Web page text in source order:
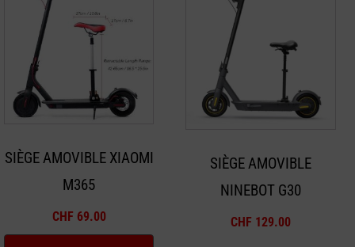
SIÈGE AMOVIBLE XIAOMI
M365
CHF 69.00
SIÈGE AMOVIBLE
NINEBOT G30
CHF 129.00